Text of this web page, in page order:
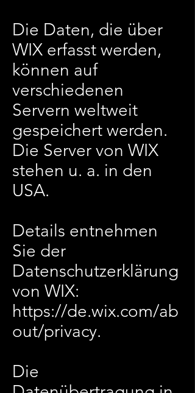
Die Daten, die über
WIX erfasst werden,
können auf
verschiedenen
Servern weltweit
gespeichert werden.
Die Server von WIX
stehen u. a. in den
USA.
Details entnehmen
Sie der
Datenschutzerklärung
von WIX:
https://de.wix.com/ab
out/privacy.
Die